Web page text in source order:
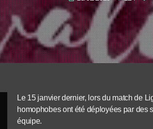
Le 15 janvier dernier, lors du match de
homophobes ont été déployées par des
équipe.